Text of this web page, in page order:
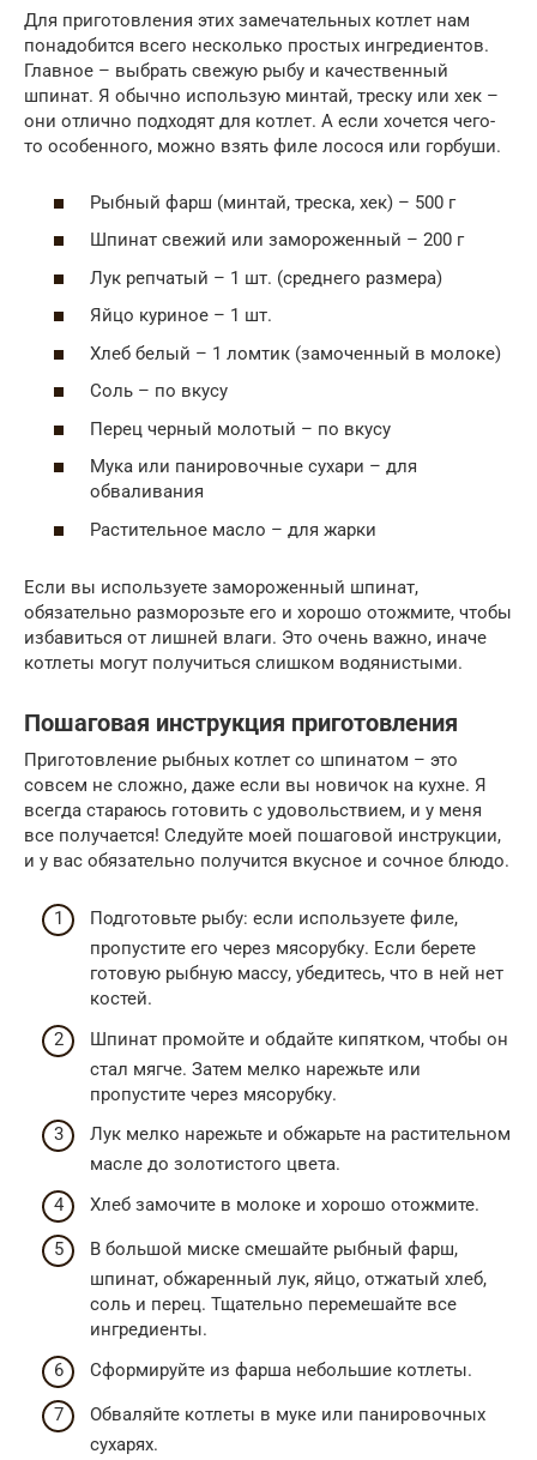
Для приготовления этих замечательных котлет нам
понадобится всего несколько простых ингредиентов.
Главное – выбрать свежую рыбу и качественный
шпинат. Я обычно использую минтай, треску или хек –
они отлично подходят для котлет. А если хочется чего-
то особенного, можно взять филе лосося или горбуши.
Рыбный фарш (минтай, треска, хек) – 500 г
Шпинат свежий или замороженный – 200 г
Лук репчатый – 1 шт. (среднего размера)
Яйцо куриное – 1 шт.
Хлеб белый – 1 ломтик (замоченный в молоке)
Соль – по вкусу
Перец черный молотый – по вкусу
Мука или панировочные сухари – для
обваливания
Растительное масло – для жарки
Если вы используете замороженный шпинат,
обязательно разморозьте его и хорошо отожмите, чтобы
избавиться от лишней влаги. Это очень важно, иначе
котлеты могут получиться слишком водянистыми.
Пошаговая инструкция приготовления
Приготовление рыбных котлет со шпинатом – это
совсем не сложно, даже если вы новичок на кухне. Я
всегда стараюсь готовить с удовольствием, и у меня
все получается! Следуйте моей пошаговой инструкции,
и у вас обязательно получится вкусное и сочное блюдо.
Подготовьте рыбу: если используете филе,
пропустите его через мясорубку. Если берете
готовую рыбную массу, убедитесь, что в ней нет
костей.
Шпинат промойте и обдайте кипятком, чтобы он
стал мягче. Затем мелко нарежьте или
пропустите через мясорубку.
Лук мелко нарежьте и обжарьте на растительном
масле до золотистого цвета.
Хлеб замочите в молоке и хорошо отожмите.
В большой миске смешайте рыбный фарш,
шпинат, обжаренный лук, яйцо, отжатый хлеб,
соль и перец. Тщательно перемешайте все
ингредиенты.
Сформируйте из фарша небольшие котлеты.
Обваляйте котлеты в муке или панировочных
сухарях.